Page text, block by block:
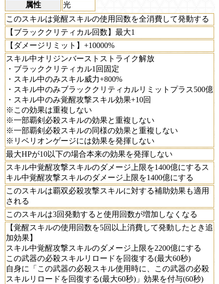
属性
光
このスキルは覚醒スキルの使用回数を全消費して発動する
【ブラッククリティカル回数】最大1
【ダメージリミット】+10000%
スキル中オリジンバーストストライク解放
・ブラッククリティカル1回固定
・スキル中のみスキル威力+800%
・スキル中のみブラッククリティカルリミットプラス500億
・スキル中のみ覚醒攻撃スキル効果+10回
※この効果は重複しない
※一部覇剣必殺スキルの効果と重複しない
※一部覇剣必殺スキルの同様の効果と重複しない
※リベリオンゲージには効果を発揮しない
最大HPが10以下の場合本来の効果を発揮しない
スキル中覚醒攻撃スキルのダメージ上限を1400億にするス
キル中覚醒攻撃スキルのダメージ上限を1400億にする
このスキルは覇双必殺攻撃スキルに対する補助効果も適用
される
このスキルは3回発動すると使用回数が増加しなくなる
【覚醒スキルの使用回数を5回以上消費して発動したとき追
加効果】
スキル中覚醒攻撃スキルのダメージ上限を2200億にする
この武器の必殺スキルリロードを回復する(最大60秒)
自身に「この武器の必殺スキル使用時に、この武器の必殺
スキルリロードを回復する(最大60秒)」効果を付与(60秒)